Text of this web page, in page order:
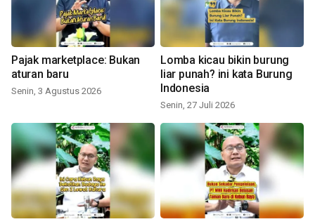
Pajak marketplace: Bukan
aturan baru
Senin, 3 Agustus 2026
Lomba kicau bikin burung
liar punah? ini kata Burung
Indonesia
Senin, 27 Juli 2026